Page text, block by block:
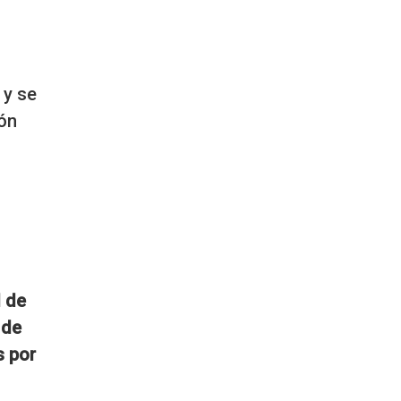
y se
de
por